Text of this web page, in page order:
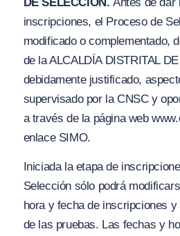
inscripciones, el Proceso de
modificado o complementado,
de la ALCALDÍA DISTRITAL
debidamente justificado,
supervisado por la CNSC y
a través de la página web
enlace SIMO.
Iniciada la etapa de
Selección sólo podrá
hora y fecha de inscripciones
de las pruebas. Las fechas y